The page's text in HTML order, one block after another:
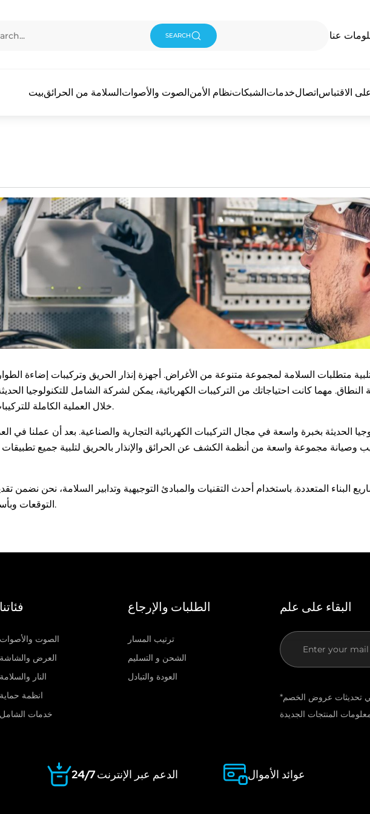
SEARCH عنا
بيتالسلامة من الحرائقالصوت والأصواتنظام الأمنالشبكاتخدماتاتصالالاقتباس
لتلبية متطلبات السلامة لمجموعة متنوعة من الأغراض. أجهزة إنذار الحريق وتركيبات إضاءة
النطاق. مهما كانت احتياجاتك من التركيبات الكهربائية، يمكن لشركة الشامل للتكنولوجيا
خلال العملية الكاملة للتركيبات الكهربائية.
الحديثة بخبرة واسعة في مجال التركيبات الكهربائية التجارية والصناعية. بعد أن عملنا في
وصيانة مجموعة واسعة من أنظمة الكشف عن الحرائق والإنذار بالحريق لتلبية جميع
البناء المتعددة. باستخدام أحدث التقنيات والمبادئ التوجيهية وتدابير السلامة، نحن نضمن
التوقعات وبأسعار تنافسية.
فئاتنا
الصوت والأصوات
العرض والشاشة
النار والسلامة
انظمة حماية
خدمات الشامل
الطلبات والإرجاع
ترتيب المسار
الشحن و التسليم
العودة والتبادل
البقاء على علم
leave
this
*اشترك في النشرة الإخبارية لدينا لتلقي تحديثات عروض الخصم
الدعم عبر الإنترنت 24/7 عوائد الأموال